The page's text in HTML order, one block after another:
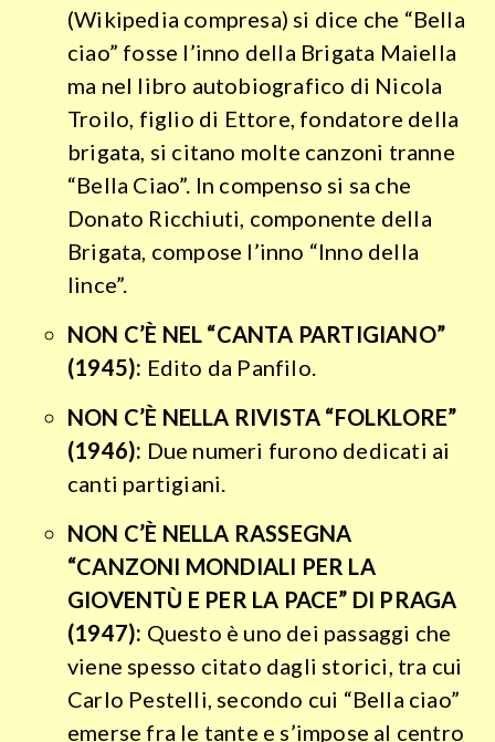
(Wikipedia compresa) si dice che “Bella
ciao” fosse l’inno della Brigata Maiella
ma nel libro autobiografico di Nicola
Troilo, figlio di Ettore, fondatore della
brigata, si citano molte canzoni tranne
“Bella Ciao”. In compenso si sa che
Donato Ricchiuti, componente della
Brigata, compose l’inno “Inno della
lince”.
NON C’È NEL “CANTA PARTIGIANO”
(1945): Edito da Panfilo.
NON C’È NELLA RIVISTA “FOLKLORE”
(1946): Due numeri furono dedicati ai
canti partigiani.
NON C’È NELLA RASSEGNA
“CANZONI MONDIALI PER LA
GIOVENTÙ E PER LA PACE” DI PRAGA
(1947): Questo è uno dei passaggi che
viene spesso citato dagli storici, tra cui
Carlo Pestelli, secondo cui “Bella ciao”
emerse fra le tante e s’impose al centro